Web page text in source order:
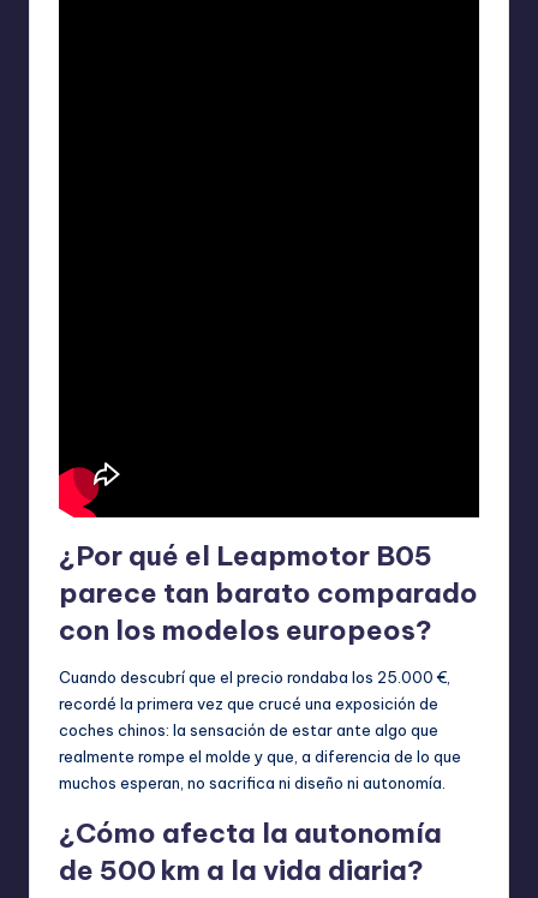
¿Por qué el Leapmotor B05
parece tan barato comparado
con los modelos europeos?
Cuando descubrí que el precio rondaba los 25.000 €,
recordé la primera vez que crucé una exposición de
coches chinos: la sensación de estar ante algo que
realmente rompe el molde y que, a diferencia de lo que
muchos esperan, no sacrifica ni diseño ni autonomía.
¿Cómo afecta la autonomía
de 500 km a la vida diaria?